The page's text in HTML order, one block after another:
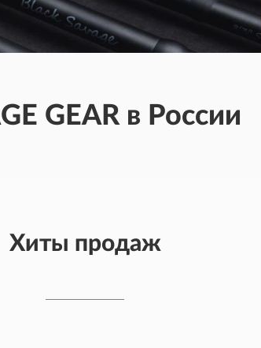
GEAR в России
Хиты продаж